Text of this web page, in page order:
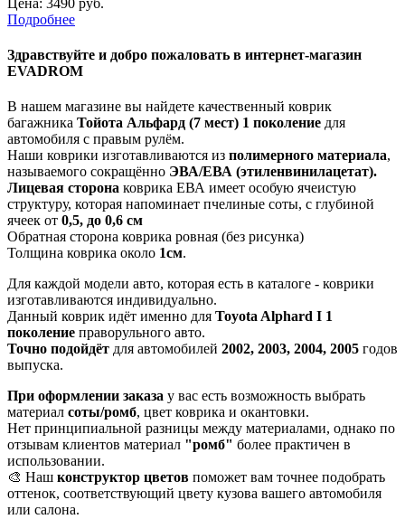
Подробнее
Здравствуйте и добро пожаловать в интернет-магазин
EVADROM
В нашем магазине вы найдете качественный коврик
багажника Тойота Альфард (7 мест) 1 поколение для
автомобиля с правым рулём.
Наши коврики изготавливаются из полимерного материала,
называемого сокращённо ЭВА/ЕВА (этиленвинилацетат).
Лицевая сторона коврика ЕВА имеет особую ячеистую
структуру, которая напоминает пчелиные соты, с глубиной
ячеек от 0,5, до 0,6 см
Обратная сторона коврика ровная (без рисунка)
Толщина коврика около 1см.
Для каждой модели авто, которая есть в каталоге - коврики
изготавливаются индивидуально.
Данный коврик идёт именно для Toyota Alphard I 1
поколение праворульного авто.
Точно подойдёт для автомобилей 2002, 2003, 2004, 2005 годов
выпуска.
При оформлении заказа у вас есть возможность выбрать
материал соты/ромб, цвет коврика и окантовки.
Нет принципиальной разницы между материалами, однако по
отзывам клиентов материал "ромб" более практичен в
использовании.
🎨 Наш конструктор цветов поможет вам точнее подобрать
оттенок, соответствующий цвету кузова вашего автомобиля
или салона.